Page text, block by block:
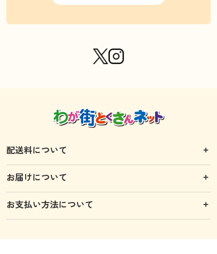
配送料について
お届けについて
お支払い方法について